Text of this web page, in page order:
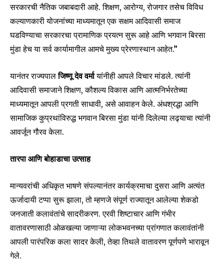
6,300
Fans
32,111
Followers
75
Followers
सरकारची नैतिक जबाबदारी आहे. शिक्षण, आरोग्य, रोजगार तसेच विविध
कल्याणकारी योजनांच्या माध्यमातून एक सक्षम आदिवासी समाज
घडविण्याचा सरकारचा प्रामाणिक प्रयत्न सुरू आहे आणि भगवान बिरसा
मुंडा हेच या सर्व कार्यामागील आमचे मुख्य प्रेरणास्थान आहेत.”
यानंतर राज्यपालजिष्णू देव वर्मायांनीही आपले विचार मांडले. त्यांनी
आदिवासी समाजाने शिक्षण, कौशल्य विकास आणि आत्मनिर्भरतेच्या
माध्यमातून आपली प्रगती साधावी, असे आवाहन केले. अंधश्रद्धा आणि
सामाजिक कुप्रथांविरुद्ध भगवान बिरसा मुंडा यांनी दिलेल्या लढ्याचा त्यांनी
आवर्जून गौरव केला.
तारपा आणि बोहाडाचा उत्साह
मान्यवरांची अधिकृत भाषणे संपल्यानंतर कार्यक्रमाचा दुसरा आणि अत्यंत
ऊर्जादायी टप्पा सुरू झाला, तो म्हणजे संपूर्ण राज्यातून आलेल्या शेकडो
जनजाती कलावंतांचे सादरीकरण. एरवी शिष्टाचार आणि गंभीर
वातावरणासाठी ओळखल्या जाणाऱ्या लोकभवनच्या प्रांगणात कलावंतांनी
आपली पारंपरिक कला सादर केली, तेव्हा तिथले वातावरण पूर्णपणे भारावून
गेले.